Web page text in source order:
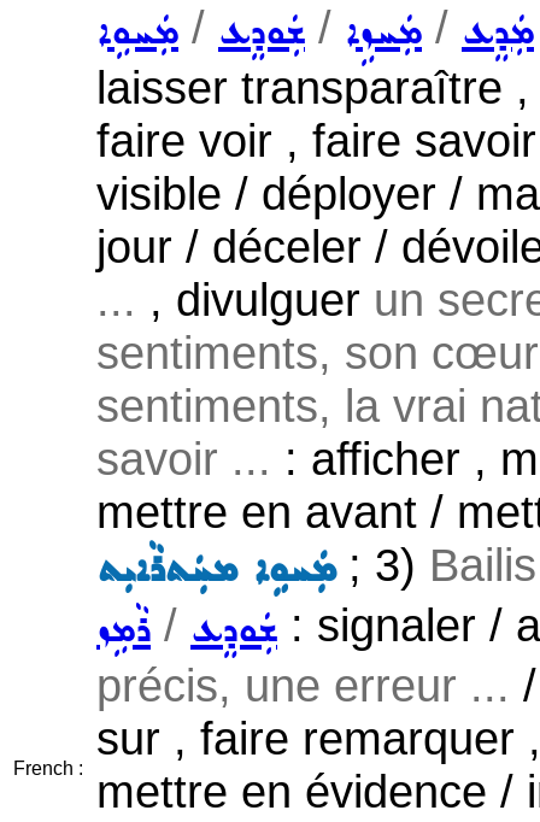
French :
ܡܲܚܘܹܐ / ܫܲܘܕܸܥ / ܡܲܚܙܹܐ / ܡܲܕܸܥ
laisser transparaître
faire voir , faire
visible / déployer /
jour / déceler /
... , divulguer un
sentiments, son
sentiments, la vrai
savoir ... : afficher ,
mettre en avant /
ܡܲܚܘܹܐ ܡܚܲܬܪܵܐܝܼܬ; 3)
ܪܵܡܹܙ / ܫܲܘܕܸܥ : signaler /
précis, une erreur ...
sur , faire remarquer
mettre en évidence /